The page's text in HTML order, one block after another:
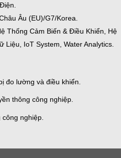
Âu (EU)/G7/Korea.
Thống Cảm Biến & Điều Khiển, Hệ
Liệu, IoT System, Water Analytics.
đo lường và điều khiển.
thông công nghiệp.
nghiệp.